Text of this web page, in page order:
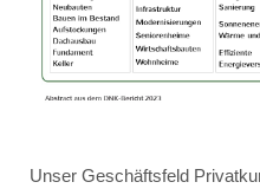
Unser Geschäftsfeld